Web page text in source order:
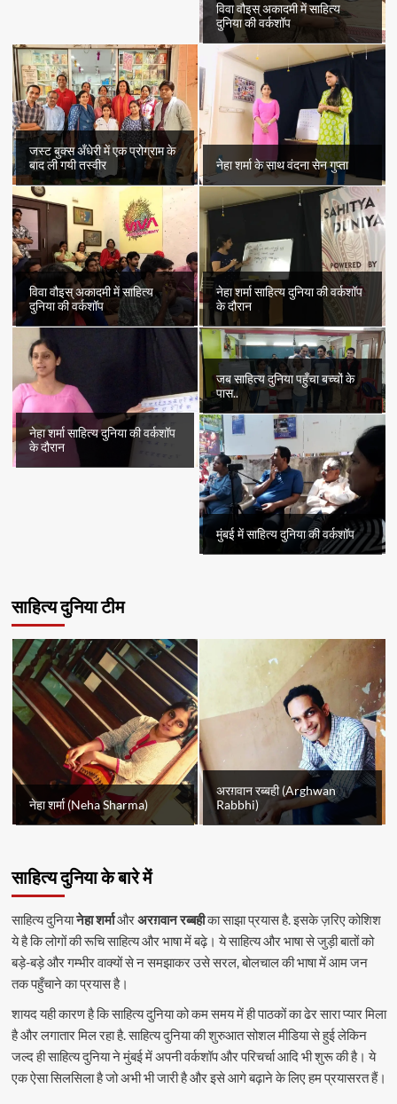
विवा वौइस् अकादमी में साहित्य
दुनिया की वर्कशॉप
जस्ट बुक्स अँधेरी में एक प्रोग्राम के
बाद ली गयी तस्वीर
नेहा शर्मा के साथ वंदना सेन गुप्ता
विवा वौइस् अकादमी में साहित्य
दुनिया की वर्कशॉप
नेहा शर्मा साहित्य दुनिया की वर्कशॉप
के दौरान
नेहा शर्मा साहित्य दुनिया की वर्कशॉप
के दौरान
जब साहित्य दुनिया पहुँचा बच्चों के
पास..
मुंबई में साहित्य दुनिया की वर्कशॉप
साहित्य दुनिया टीम
नेहा शर्मा (Neha Sharma)
अरग़वान रब्बही (Arghwan
Rabbhi)
साहित्य दुनिया के बारे में
साहित्य दुनियानेहा शर्माऔरअरग़वान रब्बहीका साझा प्रयास है. इसके ज़रिए कोशिश
ये है कि लोगों की रूचि साहित्य और भाषा में बढ़े। ये साहित्य और भाषा से जुड़ी बातों को
बड़े-बड़े और गम्भीर वाक्यों से न समझाकर उसे सरल, बोलचाल की भाषा में आम जन
तक पहुँचाने का प्रयास है।
शायद यही कारण है कि साहित्य दुनिया को कम समय में ही पाठकों का ढेर सारा प्यार मिला
है और लगातार मिल रहा है. साहित्य दुनिया की शुरुआत सोशल मीडिया से हुई लेकिन
जल्द ही साहित्य दुनिया ने मुंबई में अपनी वर्कशॉप और परिचर्चा आदि भी शुरू की है। ये
एक ऐसा सिलसिला है जो अभी भी जारी है और इसे आगे बढ़ाने के लिए हम प्रयासरत हैं।